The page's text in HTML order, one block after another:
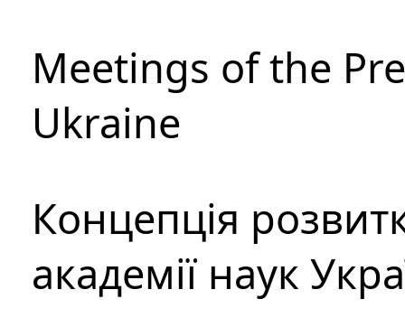
Meetings of the
Ukraine
Концепція
академії наук